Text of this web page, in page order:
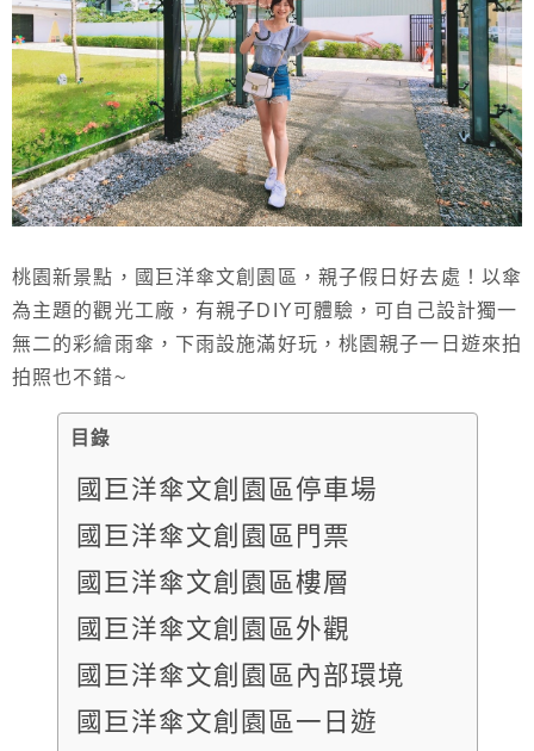
桃園新景點，國巨洋傘文創園區，親子假日好去處！以傘
為主題的觀光工廠，有親子DIY可體驗，可自己設計獨一
無二的彩繪雨傘，下雨設施滿好玩，桃園親子一日遊來拍
拍照也不錯~
目錄
國巨洋傘文創園區停車場
國巨洋傘文創園區門票
國巨洋傘文創園區樓層
國巨洋傘文創園區外觀
國巨洋傘文創園區內部環境
國巨洋傘文創園區一日遊